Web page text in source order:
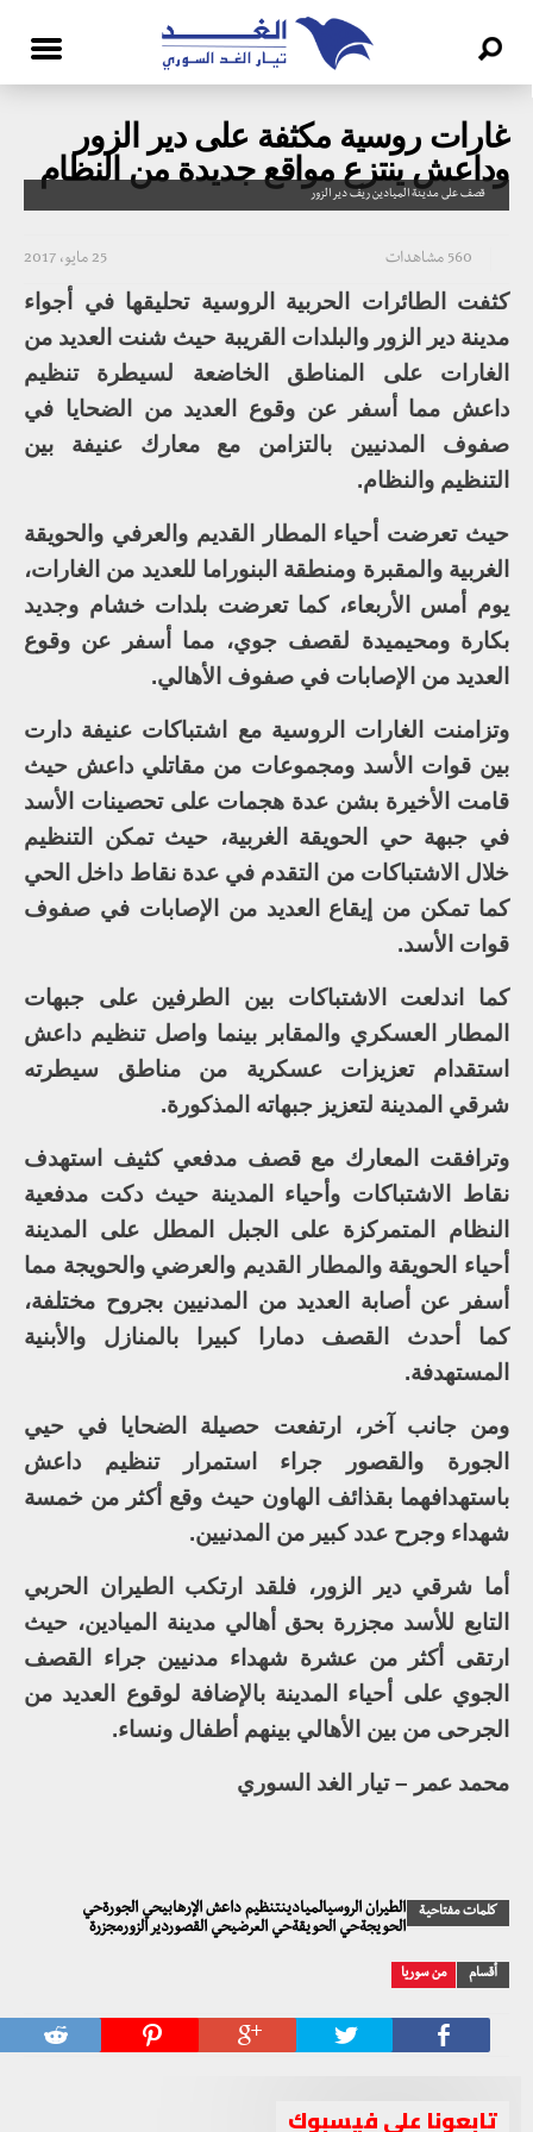
غارات روسية مكثفة على دير الزور
وداعش ينتزع مواقع جديدة من النظام
قصف على مدينة الميادين ريف دير الزور
25 مايو، 2017 560 مشاهدات
كثفت الطائرات الحربية الروسية تحليقها في أجواء
مدينة دير الزور والبلدات القريبة حيث شنت العديد من
الغارات على المناطق الخاضعة لسيطرة تنظيم
داعش مما أسفر عن وقوع العديد من الضحايا في
صفوف المدنيين بالتزامن مع معارك عنيفة بين
التنظيم والنظام.
حيث تعرضت أحياء المطار القديم والعرفي والحويقة
الغربية والمقبرة ومنطقة البنوراما للعديد من الغارات،
يوم أمس الأربعاء، كما تعرضت بلدات خشام وجديد
بكارة ومحيميدة لقصف جوي، مما أسفر عن وقوع
العديد من الإصابات في صفوف الأهالي.
وتزامنت الغارات الروسية مع اشتباكات عنيفة دارت
بين قوات الأسد ومجموعات من مقاتلي داعش حيث
قامت الأخيرة بشن عدة هجمات على تحصينات الأسد
في جبهة حي الحويقة الغربية، حيث تمكن التنظيم
خلال الاشتباكات من التقدم في عدة نقاط داخل الحي
كما تمكن من إيقاع العديد من الإصابات في صفوف
قوات الأسد.
كما اندلعت الاشتباكات بين الطرفين على جبهات
المطار العسكري والمقابر بينما واصل تنظيم داعش
استقدام تعزيزات عسكرية من مناطق سيطرته
شرقي المدينة لتعزيز جبهاته المذكورة.
وترافقت المعارك مع قصف مدفعي كثيف استهدف
نقاط الاشتباكات وأحياء المدينة حيث دكت مدفعية
النظام المتمركزة على الجبل المطل على المدينة
أحياء الحويقة والمطار القديم والعرضي والحويجة مما
أسفر عن أصابة العديد من المدنيين بجروح مختلفة،
كما أحدث القصف دمارا كبيرا بالمنازل والأبنية
المستهدفة.
ومن جانب آخر، ارتفعت حصيلة الضحايا في حيي
الجورة والقصور جراء استمرار تنظيم داعش
باستهدافهما بقذائف الهاون حيث وقع أكثر من خمسة
شهداء وجرح عدد كبير من المدنيين.
أما شرقي دير الزور، فلقد ارتكب الطيران الحربي
التابع للأسد مجزرة بحق أهالي مدينة الميادين، حيث
ارتقى أكثر من عشرة شهداء مدنيين جراء القصف
الجوي على أحياء المدينة بالإضافة لوقوع العديد من
الجرحى من بين الأهالي بينهم أطفال ونساء.
محمد عمر – تيار الغد السوري
كلمات مفتاحية
الطيران الروسيالميادينتنظيم داعش الإرهابيحي الجورةحي
الحويجةحي الحويقةحي العرضيحي القصوردير الزورمجزرة
أقسام من سوريا
تابعونا على فيسبوك